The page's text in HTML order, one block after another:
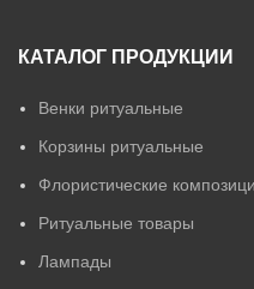
КАТАЛОГ ПРОДУКЦИИ
Венки ритуальные
Корзины ритуальные
Флористические
Ритуальные товары
Лампады